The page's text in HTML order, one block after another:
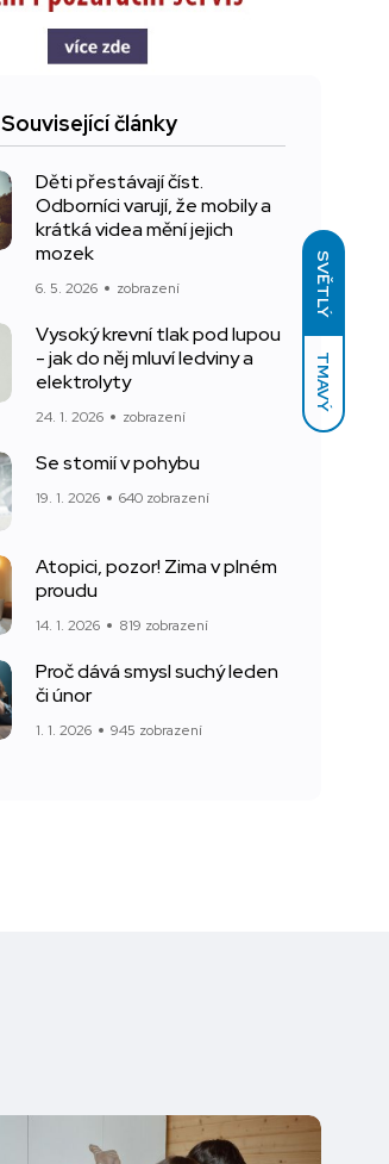
SVĚTLÝ
TMAVÝ
Související články
Děti přestávají číst.
Odborníci varují, že mobily a
krátká videa mění jejich
mozek
6. 5. 2026 zobrazení
Vysoký krevní tlak pod lupou
- jak do něj mluví ledviny a
elektrolyty
24. 1. 2026 zobrazení
Se stomií v pohybu
19. 1. 2026 640 zobrazení
Atopici, pozor! Zima v plném
proudu
14. 1. 2026 819 zobrazení
Proč dává smysl suchý leden
či únor
1. 1. 2026 945 zobrazení